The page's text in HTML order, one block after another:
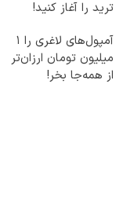
ترید را آغاز کنید!
آمپول‌های لاغری را ۱
میلیون تومان ارزان‌تر
از همه‌جا بخر!